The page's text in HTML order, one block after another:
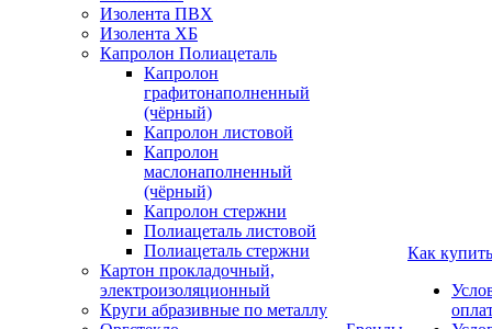
Изолента ПВХ
Изолента ХБ
Капролон Полиацеталь
Капролон
графитонаполненный
(чёрный)
Капролон листовой
Капролон
маслонаполненный
(чёрный)
Капролон стержни
Полиацеталь листовой
Полиацеталь стержни
Картон прокладочный,
электроизоляционный
Круги абразивные по металлу
Как купить